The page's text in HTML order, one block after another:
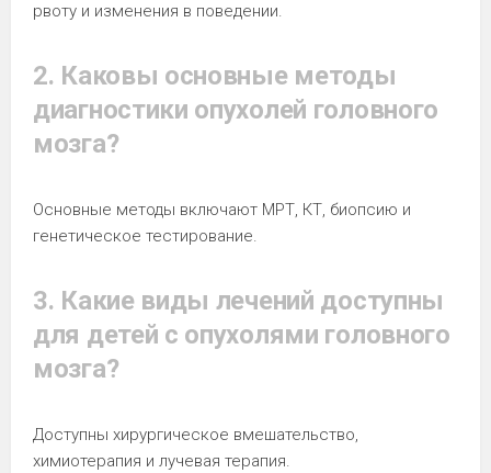
рвоту и изменения в поведении.
2. Каковы основные методы
диагностики опухолей головного
мозга?
Основные методы включают МРТ, КТ, биопсию и
генетическое тестирование.
3. Какие виды лечений доступны
для детей с опухолями головного
мозга?
Доступны хирургическое вмешательство,
химиотерапия и лучевая терапия.